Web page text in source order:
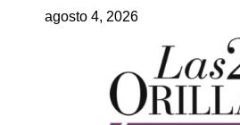
agosto 4, 2026